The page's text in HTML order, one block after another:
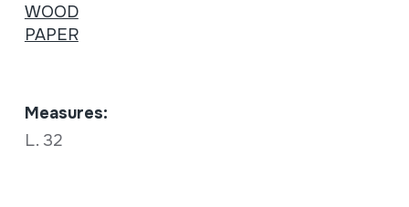
WOOD
PAPER
Measures:
L. 32